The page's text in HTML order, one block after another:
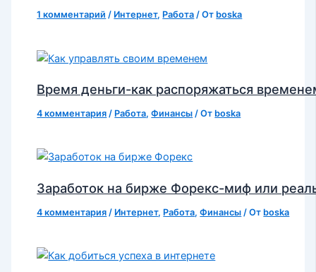
1 комментарий / Интернет, Работа / От boska
Время деньги-как распоряжаться
4 комментария / Работа,Финансы / От boska
Заработок на бирже Форекс-миф или
4 комментария / Интернет, Работа,Финансы / От boska